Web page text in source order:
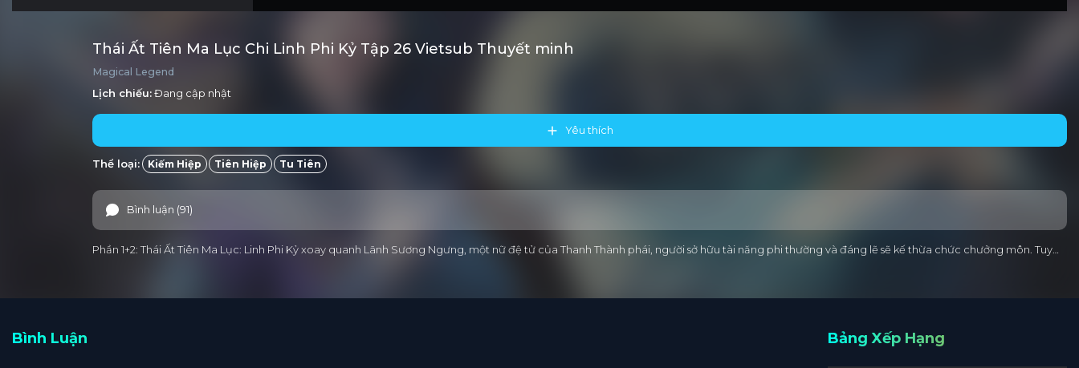
Thái Ất Tiên Ma Lục Chi Linh Phi Kỷ Tập 26 Vietsub Thuyết minh
Magical Legend
Lịch chiếu:Đang cập nhật
Yêu thích
Thể loại: Kiếm Hiệp Tiên Hiệp Tu Tiên
Bình luận (91)
Phần 1+2: Thái Ất Tiên Ma Lục: Linh Phi Kỷ xoay quanh Lãnh Sương Ngưng, một nữ đệ tử của Thanh Thành phái, người sở hữu tài năng phi thường và đáng lẽ sẽ kế thừa chức chưởng môn. Tuy…
Bình Luận Bảng Xếp Hạng